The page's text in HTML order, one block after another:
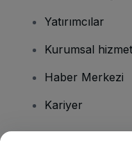
Yatırımcılar
Kurumsal hizmet
Haber Merkezi
Kariyer